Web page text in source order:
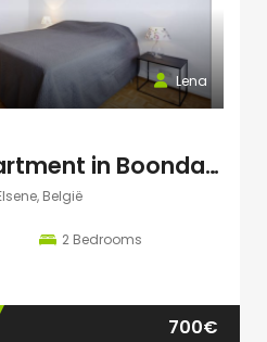
Lena
Beautiful apartment in Boondael
België
2 Bedrooms
700€